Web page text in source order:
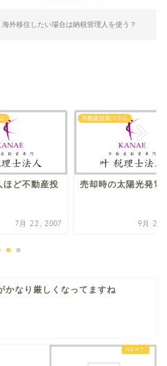
海外移住したい場合は納税管理人を使う？
ほど不動産投
7月 22, 2007
不動産投資コラム
売却時の太陽光発電
9月 24,
かなり厳しくなってますね